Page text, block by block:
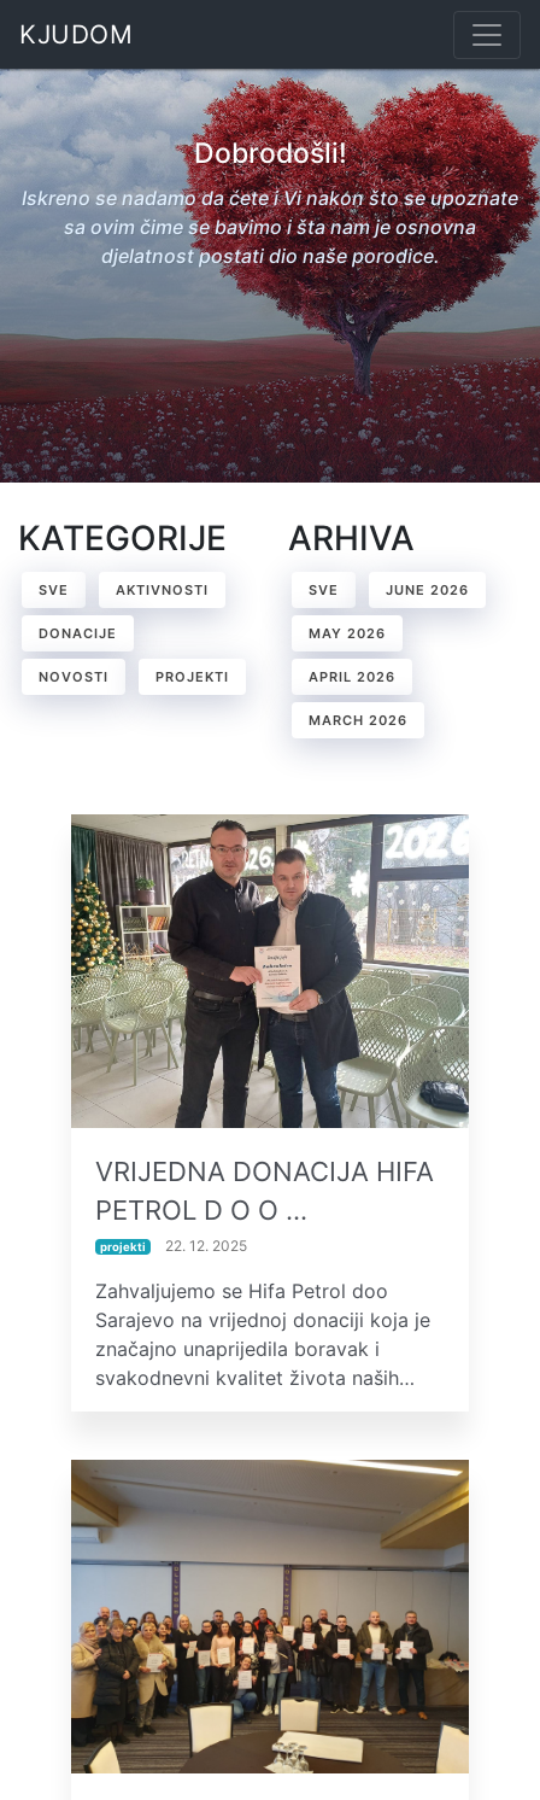
KJUDOM
Dobrodošli!
Iskreno se nadamo da ćete i Vi nakon što se upoznate
sa ovim čime se bavimo i šta nam je osnovna
djelatnost postati dio naše porodice.
KATEGORIJE
SVE AKTIVNOSTI
DONACIJE
NOVOSTI PROJEKTI
ARHIVA
SVE JUNE 2026
MAY 2026
APRIL 2026
MARCH 2026
VRIJEDNA DONACIJA HIFA
PETROL D O O …
projekti 22. 12. 2025
Zahvaljujemo se Hifa Petrol doo
Sarajevo na vrijednoj donaciji koja je
značajno unaprijedila boravak i
svakodnevni kvalitet života naših…